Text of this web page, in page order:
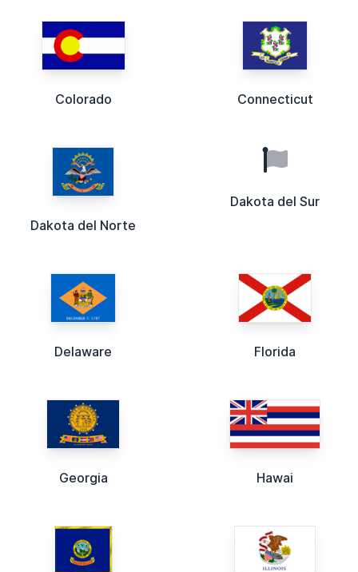
Colorado Connecticut
Dakota del Norte
Dakota del Sur
Delaware Florida
Georgia Hawai